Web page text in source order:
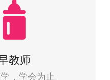
教师
，学会为止